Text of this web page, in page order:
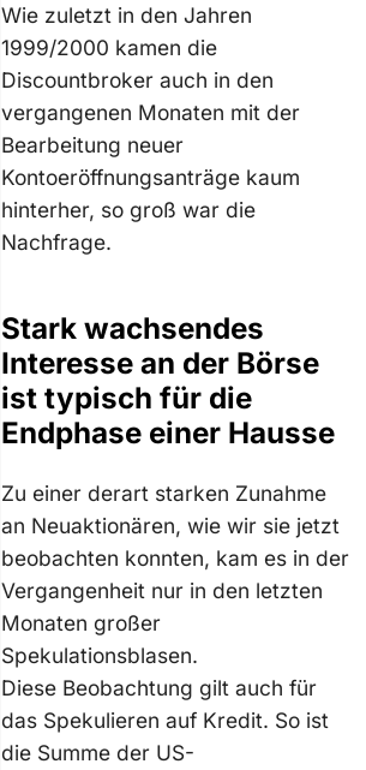
Wie zuletzt in den Jahren
1999/2000 kamen die
Discountbroker auch in den
vergangenen Monaten mit der
Bearbeitung neuer
Kontoeröffnungsanträge kaum
hinterher, so groß war die
Nachfrage.
Stark wachsendes
Interesse an der Börse
ist typisch für die
Endphase einer Hausse
Zu einer derart starken Zunahme
an Neuaktionären, wie wir sie jetzt
beobachten konnten, kam es in der
Vergangenheit nur in den letzten
Monaten großer
Spekulationsblasen.
Diese Beobachtung gilt auch für
das Spekulieren auf Kredit. So ist
die Summe der US-